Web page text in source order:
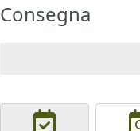
Consegna